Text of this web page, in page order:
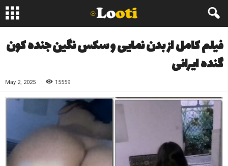
فیلم کامل از بدن نمایی و سکس نگین جنده کون
گنده ایرانی
May 2, 2025 15559